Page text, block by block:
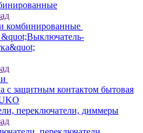
комбинированные
с защитным контактом бытовая
переключатели, диммеры